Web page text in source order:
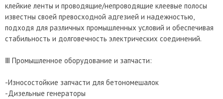
клейкие ленты и проводящие/непроводящие клеевые полосы
известны своей превосходной адгезией и надежностью,
подходя для различных промышленных условий и обеспечивая
стабильность и долговечность электрических соединений.
Ⅲ Промышленное оборудование и запчасти:
-Износостойкие запчасти для бетономешалок
-Дизельные генераторы